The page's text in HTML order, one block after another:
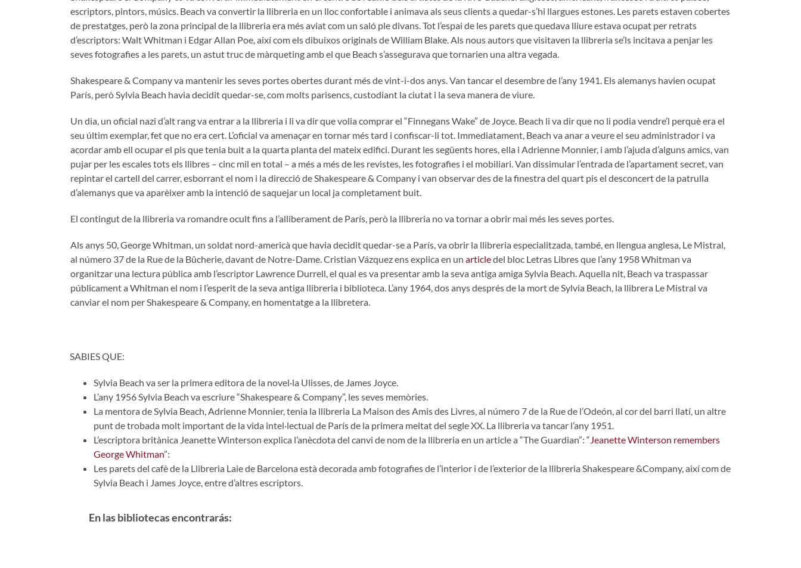
escriptors, pintors, músics. Beach va convertir la llibreria en un lloc confortable i animava als seus clients a quedar-s’hi llargues estones. Les parets estaven cobertes
de prestatges, però la zona principal de la llibreria era més aviat com un saló ple divans. Tot l’espai de les parets que quedava lliure estava ocupat per retrats
d’escriptors: Walt Whitman i Edgar Allan Poe, així com els dibuixos originals de William Blake. Als nous autors que visitaven la llibreria se’ls incitava a penjar les
seves fotografies a les parets, un astut truc de màrqueting amb el que Beach s’assegurava que tornarien una altra vegada.
Shakespeare & Company va mantenir les seves portes obertes durant més de vint-i-dos anys. Van tancar el desembre de l’any 1941. Els alemanys havien ocupat
París, però Sylvia Beach havia decidit quedar-se, com molts parisencs, custodiant la ciutat i la seva manera de viure.
Un dia, un oficial nazi d’alt rang va entrar a la llibreria i li va dir que volia comprar el “Finnegans Wake” de Joyce. Beach li va dir que no li podia vendre’l perquè era el
seu últim exemplar, fet que no era cert. L’oficial va amenaçar en tornar més tard i confiscar-li tot. Immediatament, Beach va anar a veure el seu administrador i va
acordar amb ell ocupar el pis que tenia buit a la quarta planta del mateix edifici. Durant les següents hores, ella i Adrienne Monnier, i amb l’ajuda d’alguns amics, van
pujar per les escales tots els llibres – cinc mil en total – a més a més de les revistes, les fotografies i el mobiliari. Van dissimular l’entrada de l’apartament secret, van
repintar el cartell del carrer, esborrant el nom i la direcció de Shakespeare & Company i van observar des de la finestra del quart pis el desconcert de la patrulla
d’alemanys que va aparèixer amb la intenció de saquejar un local ja completament buit.
El contingut de la llibreria va romandre ocult fins a l’alliberament de París, però la llibreria no va tornar a obrir mai més les seves portes.
Als anys 50, George Whitman, un soldat nord-americà que havia decidit quedar-se a París, va obrir la llibreria especialitzada, també, en llengua anglesa, Le Mistral,
al número 37 de la Rue de la Bûcherie, davant de Notre-Dame. Cristian Vázquez ens explica en un articledel bloc Letras Libres que l’any 1958 Whitman va
organitzar una lectura pública amb l’escriptor Lawrence Durrell, el qual es va presentar amb la seva antiga amiga Sylvia Beach. Aquella nit, Beach va traspassar
públicament a Whitman el nom i l’esperit de la seva antiga llibreria i biblioteca. L’any 1964, dos anys després de la mort de Sylvia Beach, la llibrera Le Mistral va
canviar el nom per Shakespeare & Company, en homentatge a la llibretera.
SABIES QUE:
Sylvia Beach va ser la primera editora de la novel·la Ulisses, de James Joyce.
L’any 1956 Sylvia Beach va escriure “Shakespeare & Company”, les seves memòries.
La mentora de Sylvia Beach, Adrienne Monnier, tenia la llibreria La Maison des Amis des Livres, al número 7 de la Rue de l’Odeón, al cor del barri llatí, un altre
punt de trobada molt important de la vida intel·lectual de París de la primera meitat del segle XX. La llibreria va tancar l’any 1951.
L’escriptora britànica Jeanette Winterson explica l’anècdota del canvi de nom de la llibreria en un article a “The Guardian”: “Jeanette Winterson remembers
George Whitman”:
Les parets del cafè de la Llibreria Laie de Barcelona està decorada amb fotografies de l’interior i de l’exterior de la llibreria Shakespeare &Company, així com de
Sylvia Beach i James Joyce, entre d’altres escriptors.
En las bibliotecas encontrarás: